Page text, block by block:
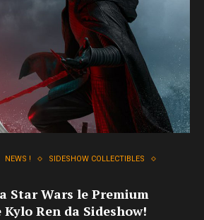
NEWS !
SIDESHOW COLLECTIBLES
Star Wars le Premium
Ren da Sideshow!